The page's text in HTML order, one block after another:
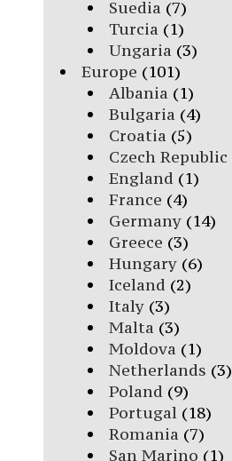
Suedia (7)
Turcia (1)
Ungaria (3)
Europe (101)
Albania (1)
Bulgaria (4)
Croatia (5)
Czech Republic
England (1)
France (4)
Germany(14)
Greece (3)
Hungary(6)
Iceland (2)
Italy(3)
Malta (3)
Moldova (1)
Netherlands (3)
Poland (9)
Portugal(18)
Romania (7)
San Marino (1)